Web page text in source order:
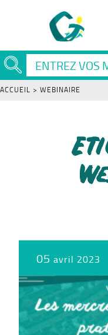
ACCUEIL > WEBINAIRE
05 avril 2023